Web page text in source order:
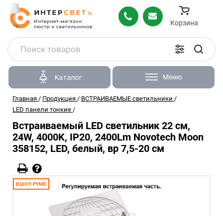
Корзина
Каталог Меню
Главная / Продукция / ВСТРАИВАЕМЫЕ светильники /
LED панели тонкие /
Встраиваемый LED светильник 22 см,
24W, 4000K, IP20, 2400Lm Novotech Moon
358152, LED, белый, вр 7,5-20 см
В ШОУ-РУМЕ